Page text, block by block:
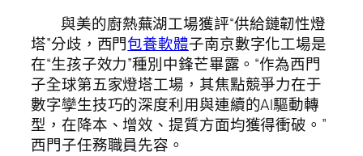
與美的廚熱蕪湖工場獲評“供給鏈韌性燈
塔”分歧，西門包養軟體子南京數字化工場是
在“生孩子效力”種別中鋒芒畢露。“作為西門
子全球第五家燈塔工場，其焦點競爭力在于
數字孿生技巧的深度利用與連續的AI驅動轉
型，在降本、增效、提質方面均獲得衝破。”
西門子任務職員先容。